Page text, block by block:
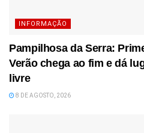
INFORMAÇÃO
Pampilhosa da Serra:
Verão chega ao fim e dá
livre
8 DE AGOSTO, 2026